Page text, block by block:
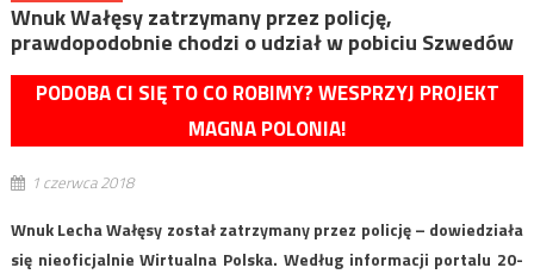
Wnuk Wałęsy zatrzymany przez policję,
prawdopodobnie chodzi o udział w pobiciu Szwedów
PODOBA CI SIĘ TO CO ROBIMY? WESPRZYJ PROJEKT
MAGNA POLONIA!
1 czerwca 2018
Wnuk Lecha Wałęsy został zatrzymany przez policję – dowiedziała
się nieoficjalnie Wirtualna Polska. Według informacji portalu 20-